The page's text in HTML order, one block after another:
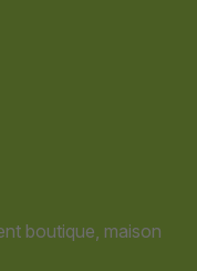
boutique, maison